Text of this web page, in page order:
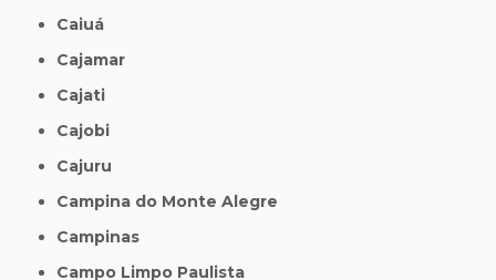
Caiuá
Cajamar
Cajati
Cajobi
Cajuru
Campina do Monte Alegre
Campinas
Campo Limpo Paulista